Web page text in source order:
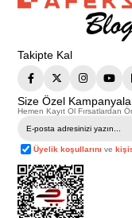
Takipte Kal
Size Özel
Hemen Kayıt Ol Fırsatlardan
Üyelik koşullarını ve